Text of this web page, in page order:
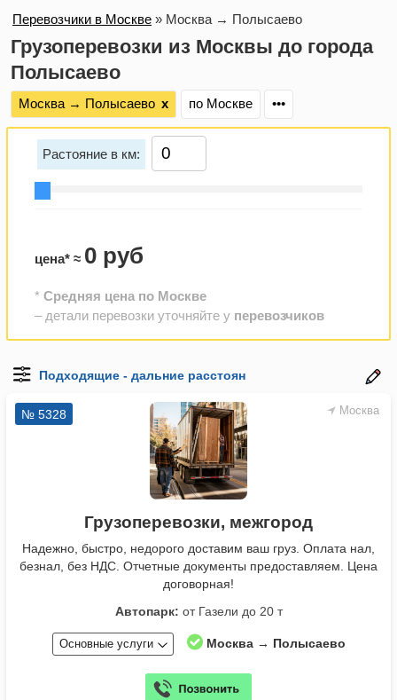
Перевозчики в Москве » Москва → Полысаево
Грузоперевозки из Москвы до города
Полысаево
Москва → Полысаево х по Москве •••
Растояние в км:
цена* ≈ 0 руб
* Средняя цена по Москве
– детали перевозки уточняйте у перевозчиков
Москва
№ 5328
Грузоперевозки, межгород
Надежно, быстро, недорого доставим ваш груз. Оплата нал,
безнал, без НДС. Отчетные документы предоставляем. Цена
договорная!
Автопарк: от Газели до 20 т
Основные услуги Москва → Полысаево